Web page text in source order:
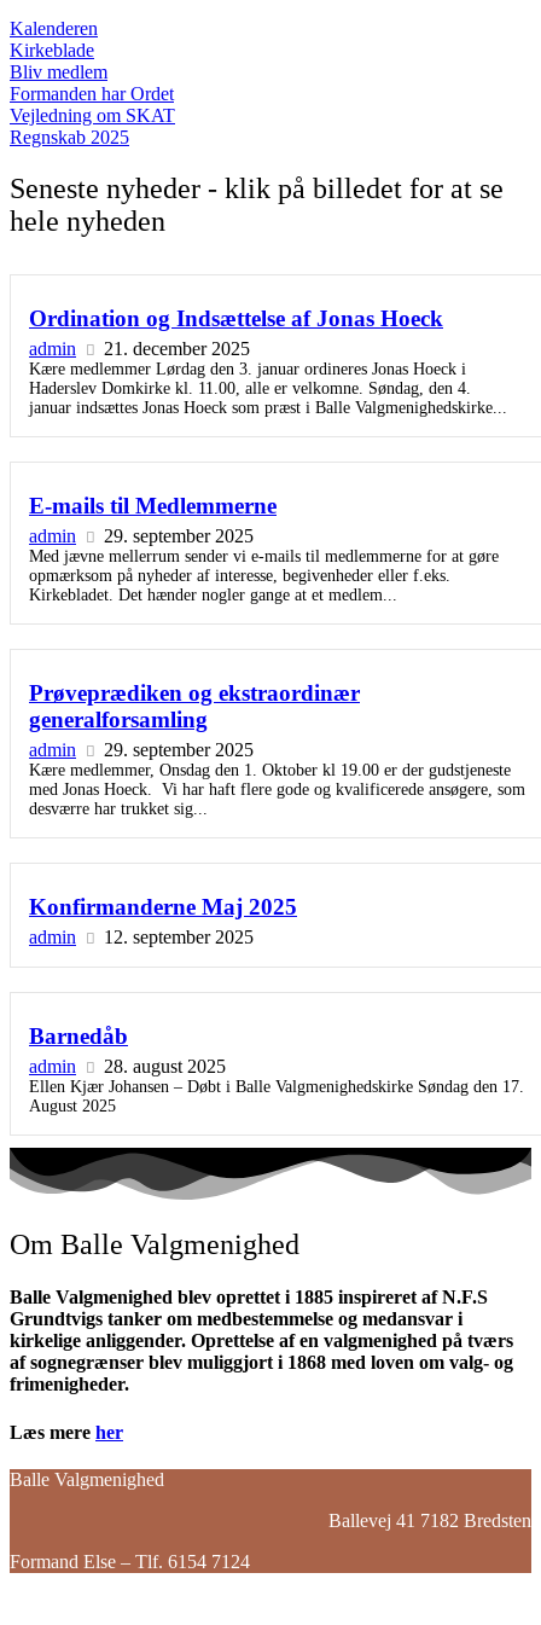
Kalenderen
Kirkeblade
Bliv medlem
Formanden har Ordet
Vejledning om SKAT
Regnskab 2025
Seneste nyheder - klik på billedet for at se
hele nyheden
Ordination og Indsættelse af Jonas Hoeck
admin 21. december 2025
Kære medlemmer Lørdag den 3. januar ordineres Jonas Hoeck i
Haderslev Domkirke kl. 11.00, alle er velkomne. Søndag, den 4.
januar indsættes Jonas Hoeck som præst i Balle Valgmenighedskirke...
E-mails til Medlemmerne
admin 29. september 2025
Med jævne mellerrum sender vi e-mails til medlemmerne for at gøre
opmærksom på nyheder af interesse, begivenheder eller f.eks.
Kirkebladet. Det hænder nogler gange at et medlem...
Prøveprædiken og ekstraordinær
generalforsamling
admin 29. september 2025
Kære medlemmer, Onsdag den 1. Oktober kl 19.00 er der gudstjeneste
med Jonas Hoeck. Vi har haft flere gode og kvalificerede ansøgere, som
desværre har trukket sig...
Konfirmanderne Maj 2025
admin 12. september 2025
Barnedåb
admin 28. august 2025
Ellen Kjær Johansen – Døbt i Balle Valgmenighedskirke Søndag den 17.
August 2025
Om Balle Valgmenighed
Balle Valgmenighed blev oprettet i 1885 inspireret af N.F.S
Grundtvigs tanker om medbestemmelse og medansvar i
kirkelige anliggender. Oprettelse af en valgmenighed på tværs
af sognegrænser blev muliggjort i 1868 med loven om valg- og
frimenigheder.
Læs mere her
Balle Valgmenighed
Ballevej 41 7182 Bredsten
Formand Else – Tlf. 6154 7124